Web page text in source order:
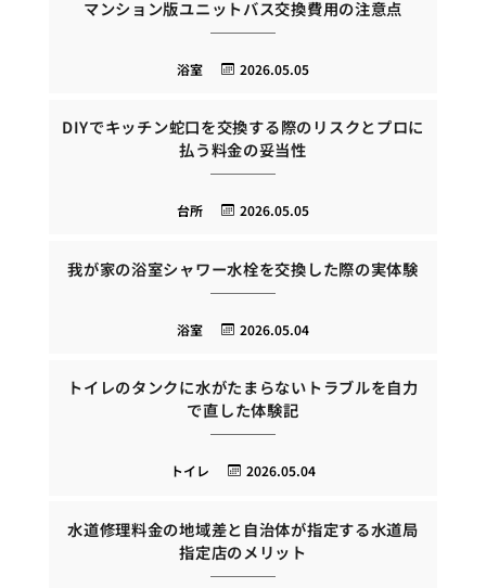
マンション版ユニットバス交換費用の注意点
2026.05.05
浴室
DIYでキッチン蛇口を交換する際のリスクとプロに
払う料金の妥当性
2026.05.05
台所
我が家の浴室シャワー水栓を交換した際の実体験
2026.05.04
浴室
トイレのタンクに水がたまらないトラブルを自力
で直した体験記
2026.05.04
トイレ
水道修理料金の地域差と自治体が指定する水道局
指定店のメリット